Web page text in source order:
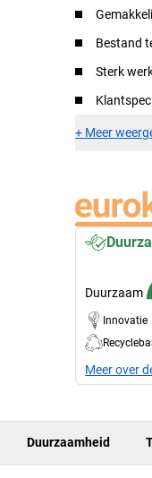
Bestand
Sterk
+ Meer
Duurzaam
Innovatie
Meer over
Duurzaamheid